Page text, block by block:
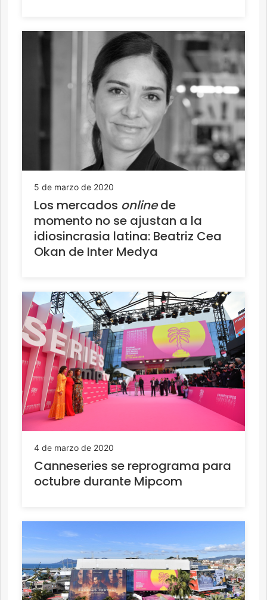
5 de marzo de 2020
Los mercados onlinede
momento no se ajustan a la
idiosincrasia latina: Beatriz Cea
Okan de Inter Medya
4 de marzo de 2020
Canneseries se reprograma para
octubre durante Mipcom